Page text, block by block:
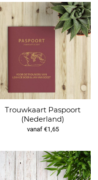
Trouwkaart Paspoort
(Nederland)
vanaf €1,65